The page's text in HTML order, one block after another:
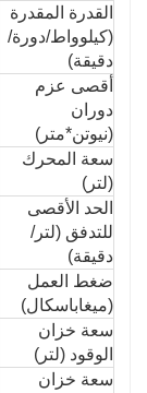
القدرة المقدرة
(كيلوواط/دورة/
دقيقة)
أقصى عزم
دوران
(نيوتن*متر)
سعة المحرك
(لتر)
الحد الأقصى
للتدفق (لتر/
دقيقة)
ضغط العمل
(ميغاباسكال)
سعة خزان
الوقود (لتر)
سعة خزان